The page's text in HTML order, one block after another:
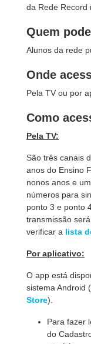
da Rede Record
Quem
Alunos da rede
Onde
Pela TV ou por
Como
Pela TV:
São três canais
anos do Ensino
nonos anos e
números para
ponto 3 e ponto
transmissão
verificar a lista
Por aplicativo:
O app está
sistema Android
Store).
Para fazer
do